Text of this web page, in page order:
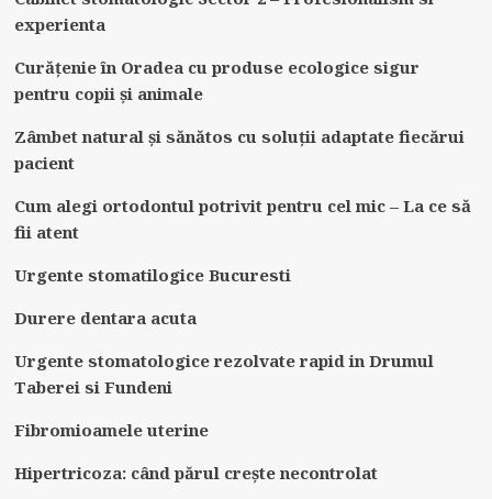
experienta
Curățenie în Oradea cu produse ecologice sigur
pentru copii și animale
Zâmbet natural și sănătos cu soluții adaptate fiecărui
pacient
Cum alegi ortodontul potrivit pentru cel mic – La ce să
fii atent
Urgente stomatilogice Bucuresti
Durere dentara acuta
Urgente stomatologice rezolvate rapid in Drumul
Taberei si Fundeni
Fibromioamele uterine
Hipertricoza: când părul crește necontrolat